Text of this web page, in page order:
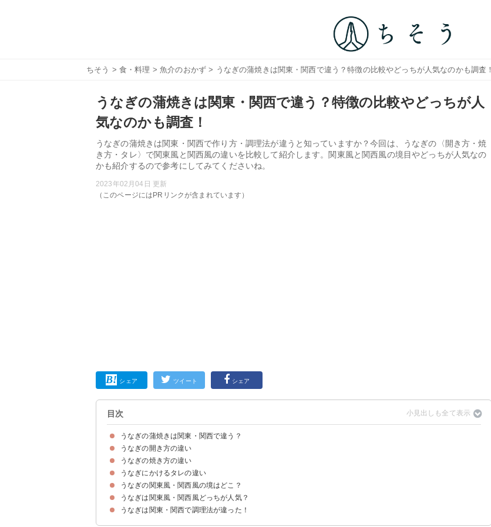
ちそう > 食・料理 >魚介のおかず > うなぎの蒲焼きは関東・関西で違う？特徴の比較やどっちが人気なのかも調査！
うなぎの蒲焼きは関東・関西で違う？特徴の比較やどっちが人
気なのかも調査！
うなぎの蒲焼きは関東・関西で作り方・調理法が違うと知っていますか？今回は、うなぎの〈開き方・焼
き方・タレ〉で関東風と関西風の違いを比較して紹介します。関東風と関西風の境目やどっちが人気なの
かも紹介するので参考にしてみてくださいね。
2023年02月04日 更新
（このページにはPRリンクが含まれています）
シェア ツイート シェア
目次
うなぎの蒲焼きは関東・関西で違う？
うなぎの開き方の違い
①関東のうなぎの開き方
②関西のうなぎの開き方
うなぎの焼き方の違い
①関東のうなぎの焼き方
②関西のうなぎの焼き方
うなぎにかけるタレの違い
①関東のうなぎにかけるタレの特徴
②関西のうなぎにかけるタレの特徴
うなぎの関東風・関西風の境はどこ？
関東風・関西風の境は長野〜静岡を縦断する天竜川あたりと言われている
うなぎは関東風・関西風どっちが人気？
関東風のうなぎの蒲焼き派の意見
関西風のうなぎの蒲焼き派の意見
うなぎは関東・関西で調理法が違った！